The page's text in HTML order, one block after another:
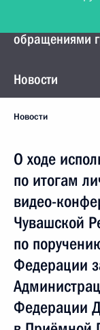
Управление
обращениями
Новости
Новости
О ходе
по итогам
видео-
Чувашской
по
Федерации
Федерации